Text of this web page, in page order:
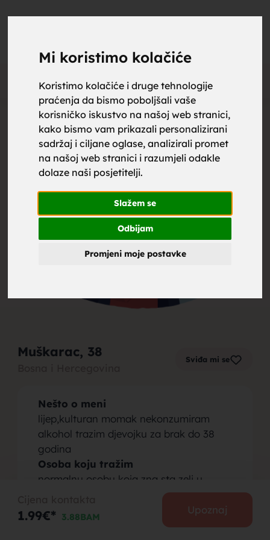
Mi koristimo kolačiće
Koristimo kolačiće i druge tehnologije
praćenja da bismo poboljšali vaše
korisničko iskustvo na našoj web stranici,
kako bismo vam prikazali personalizirani
sadržaj i ciljane oglase, analizirali promet
na našoj web stranici i razumjeli odakle
dolaze naši posjetitelji.
Slažem se
Odbijam
Promjeni moje postavke
Oglas
Muškarac, 38 Sviđa mi se
Nešto o meni
lijep,kulturan momak nekonzumiram
alkohol trazim djevojku za brak do 38
godina
Osoba koju tražim
normalnu osobu koja zna sta zeli u
1.99€* 3.88BAM
Upoznaj
upoznaj
za brak,
zene za
brak,
muskarci
za brak,